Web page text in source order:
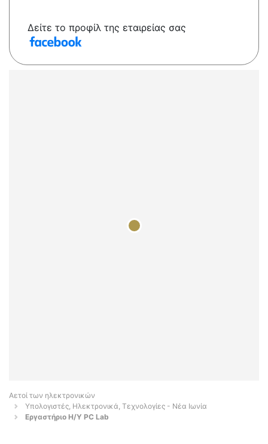
Δείτε το προφίλ της εταιρείας σας
Αετοί των ηλεκτρονικών
Υπολογιστές, Ηλεκτρονικά, Τεχνολογίες - Νέα Ιωνία
Εργαστήριο Η/Υ PC Lab